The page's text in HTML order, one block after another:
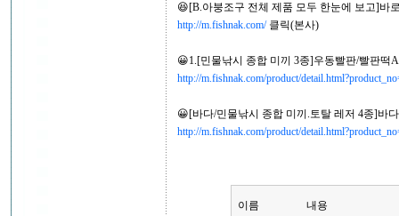
😆[B.아붕조구 전체 제품 모두 한눈에 보고]바
http://m.fishnak.com/클릭(본사)
😀1.[민물낚시 종합 미끼 3종]우동빨판/빨판떡
http://m.fishnak.com/product/
😀[바다/민물낚시 종합 미끼.토탈 레저 4종]바
http://m.fishnak.com/product/
이름 내용